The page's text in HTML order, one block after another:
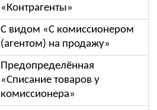
«Контрагенты»
С видом «С комиссионером
(агентом) на продажу»
Предопределённая
«Списание товаров у
комиссионера»